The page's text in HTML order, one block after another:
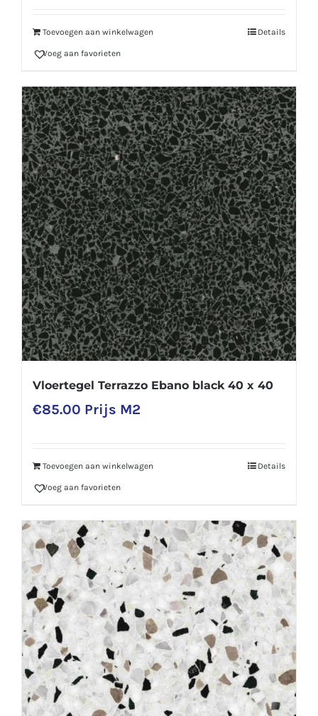
Toevoegen aan winkelwagen Details
Voeg aan favorieten
Vloertegel Terrazzo Ebano black 40 x 40
€85.00 Prijs M2
Toevoegen aan winkelwagen Details
Voeg aan favorieten